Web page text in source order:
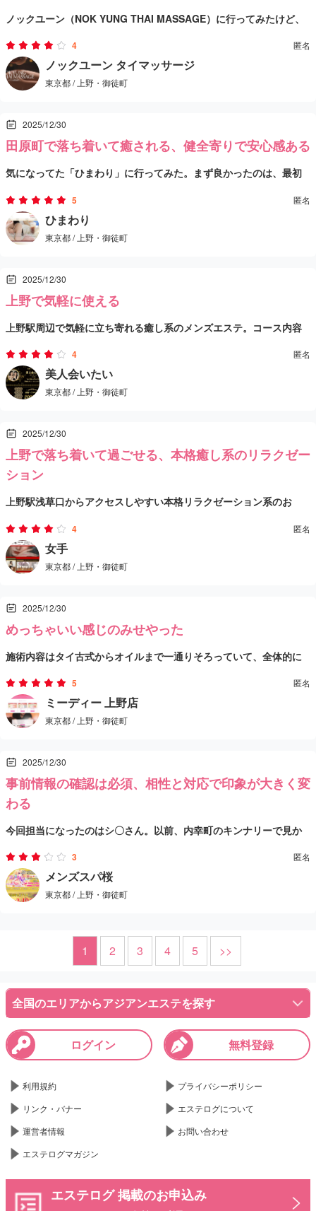
伝えとくとストレスなく楽しめると思う。
いて過ごしたい」ってときの選択肢として覚えておくと便利。タイ
ミングが合えば、またふらっと寄りたくなる店だと思う。
ノックユーン（NOK YUNG THAI MASSAGE）に行ってみたけど、
ここは“ちゃんとマッサージ受けたい日”に強い店だと思う。タイ古
式とオイルがメインで、どっちもコースが分かりやすいし、組み合
わせのおすすめコースもあるのが良い。
場所は御徒町駅から歩ける距離で、湯島駅からも近いからアクセス
はかなり楽。夜遅くまで開いてるのもありがたい。
店の雰囲気は“高級スパっぽさ”を意識してる感じで、落ち着いて過
ごしやすい。
+1
施術は、タイ古式のストレッチと圧でしっかり整えてくれるタイ
プ。オイルもベタつきより「ほぐし重視」寄りで、終わったあと体
が軽くなる感じが出やすい印象。
4 匿名
ノックユーン タイマッサージ
東京都 / 上野・御徒町
2025/12/30
田原町で落ち着いて癒される、健全寄りで安心感ある
気になってた「ひまわり」に行ってみた。まず良かったのは、最初
から“健全寄り”をはっきり打ち出してるところで、変に身構えず入
れる安心感がある。
店内は派手さより落ち着き重視で、静かにリラックスしたい日にち
ょうどいい空気。アクセスも田原町駅から行きやすい場所で、サク
で使いやすいタイプ。ゴリゴリ押し売りされる感じもなく、淡々と
した流れで過ごせるのはポイント高い。営業時間も長めなので、タ
イミング合わせやすいのも助かる。
総合的に、刺激より“ちゃんと疲れを抜きたい”日に向いてる店。上
野〜浅草あたりで落ち着いて整えたい人には、覚えておいて損ない
と思う。
5 匿名
ひまわり
東京都 / 上野・御徒町
2025/12/30
上野で気軽に使える
上野駅周辺で気軽に立ち寄れる癒し系のメンズエステ。コース内容
や料金は公式サイトや電話で案内されている通りで、料金表が明確
なのは安心ポイント。受付対応は落ち着いた雰囲気で、変に押し付
けがましくなく聞いたことにはきちんと答えてくれる印象だった。
施術はタイ古式やオイルを取り入れたリラクゼーションが中心で、
全身の疲れをしっかりほぐしたいときに使いやすい。技術面は安定
日があり、ほぐしの満足度が高い日もある。落ち着いた空間で静か
に受けられるので、ひと息つきたい日に向いている。
囲気。ダウンライトやシンプルなインテリアでリラックスできる空
間作りがされている。コース後も無駄な追加を促されることなく、
時間通りに終えられるのは嬉しいポイント。
全体として、特別派手さを求めるより、落ち着いてリラックスした
い
人向け。上野エリアで気軽に使える癒し系スポットとして、ふら
っと立ち寄れる一軒だと思う。紹介ページにも載っている通り、駅
から徒歩圏内でアクセスしやすいのも良いところ。
4 匿名
美人会いたい
東京都 / 上野・御徒町
2025/12/30
上野で落ち着いて過ごせる、本格癒し系のリラクゼー
ション
上野駅浅草口からアクセスしやすい本格リラクゼーション系のお
店。料金はHPの表記どおりに対応してくれて、安心して利用できる
のが嬉しいポイント。全体的に派手さより“ちゃんと癒す”雰囲気が
ある店で、肩こりや疲れをしっかりほぐしたいときに向いている印
施術はタイ古式やオイルマッサージを中心に、カサイ（リンパ）な
ど本格的な技術も受けられるメニューが揃っている。スタッフさん
「体が軽くなった」と感じるほど。上野界隈にはいろんなリラクゼ
ーションサロンがあるけれど、この店の落ち着いた対応や技術のバ
ランスは安心感がある。
内は一般的なサロン造りで清潔感があり、あれこれ気を張らずに過
ごせる。上野エリアは比較的幅広いタイプのマッサージ・エステが
集まっていて、自分に合う店選びができるけど、このお店は「疲れ
を丁寧に取りたい」「静かにリラックスしたい」という目的にはよ
く合うと思う。
全体として、施術と雰囲気のバランスが良く、上野で気軽に立ち寄
れる癒しの一軒としてオススメ。タイミングや施術内容によって印
象は変わるけど、リラックス重視の人には向いている店だと思う。
4 匿名
女手
東京都 / 上野・御徒町
2025/12/30
めっちゃいい感じのみせやった
施術内容はタイ古式からオイルまで一通りそろっていて、全体的に
かなり本格的。今回は「せっかくならハズしたくない」という気持
ちもあって、少し高めのコースを選択したけど、その判断は正解だ
ったと思う。
特に印象に残ったのは技術面。流れがしっかりしていて、力加減や
ポイントの捉え方も安定感がある。経験値の高さを感じる施術で、
とやってくれる」タイプなので、内容重視の人には向いている。
けど、不快に感じる点はなく、落ち着いて過ごせる環境だった。
正直、もしもう少し若さがあれば文句なし…と思わなくもないけ
ど、それを補って余りある技術力がある。ハズしたくない人や、施
術の質を重視する人には安心しておすすめできる店だと思う。
5 匿名
ミーディー 上野店
東京都 / 上野・御徒町
2025/12/30
事前情報の確認は必須、相性と対応で印象が大きく変
わる
今回担当になったのはシ〇さん。以前、内幸町のキンナリーで見か
けたことがある方だったので、少し驚いた。実際に会ってみると、
写真の印象とはだいぶ違って見えたのと、全体的に対応がやや強め
で、正直なところ居心地はあまり良くなかった。
別のセラピストの出勤状況を聞いたところ、「自分でサイトを見て
調べて」とかなりストレートな言い方をされ、その時点で気持ちが
トに載っている写真が使われているケースも見かけるので、事前に
情報をしっかり確認しておいたほうが安心だと思う。
店やセラピストとの相性が合えば評価は変わるのかもしれないけ
ど、今回は残念ながら自分には合わなかった。これから行く人は、
期待値を調整しつつ、冷静に判断するのがおすすめ
3 匿名
メンズスパ桜
東京都 / 上野・御徒町
1 2 3 4 5 >>
全国のエリアからアジアンエステを探す
ログイン 無料登録
利用規約
プライバシーポリシー
リンク・バナー
エステログについて
運営者情報
お問い合わせ
エステログマガジン
エステログ 掲載のお申込み